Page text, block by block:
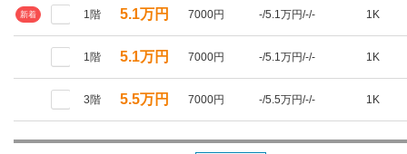
新着 1階 5.1万円 7000円 -/5.1万円/-/- 1K
1階 5.1万円 7000円 -/5.1万円/-/- 1K
3階 5.5万円 7000円 -/5.5万円/-/- 1K